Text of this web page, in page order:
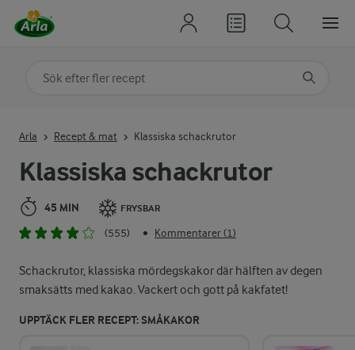
Klassiska schackrutor
45 MIN FRYSBAR
(555) • Kommentarer (1)
Schackrutor, klassiska mördegskakor där hälften av degen
smaksätts med kakao. Vackert och gott på kakfatet!
UPPTÄCK FLER RECEPT: SMÅKAKOR
Arla Recept & mat Klassiska schackrutor
Sök på kategori eller ingrediens